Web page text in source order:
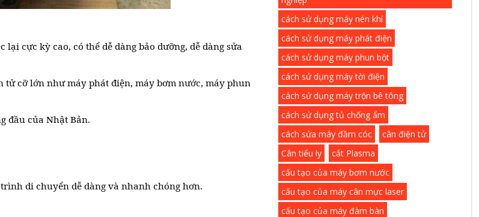
cực kỳ cao, có thể dễ dàng bảo dưỡng, dễ dàng sửa
cỡ lớn như máy phát điện, máy bơm nước, máy phun
đầu của Nhật Bản.
di chuyển dễ dàng và nhanh chóng hơn.
cách sử dụng máy nén khí
cách sử dụng máy phát điện
cách sử dụng máy phun bột
cách sử dụng máy tời điện
cách sử dụng máy trộn bê tông
cách sử dụng tủ chống ẩm
cách sửa máy đầm cóc
cân điện tử
Cân tiểu ly
cắt Plasma
cấu tạo của máy bơm nước
cấu tạo của máy cân mực laser
cấu tạo của máy đàm bàn